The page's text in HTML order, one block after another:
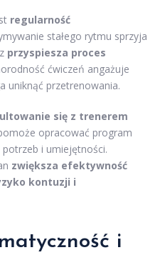
regularność
stałego rytmu sprzyja
przyspiesza proces
ćwiczeń angażuje
uniknąć przetrenowania.
się z trenerem
opracować program
i umiejętności.
zwiększa efektywność
kontuzji i
i